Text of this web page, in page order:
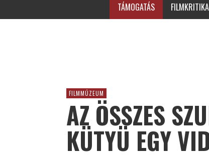
TÁMOGATÁS FILMKRITIKA
FILMMÚZEUM
AZ ÖSSZES
KÜTYÜ EGY